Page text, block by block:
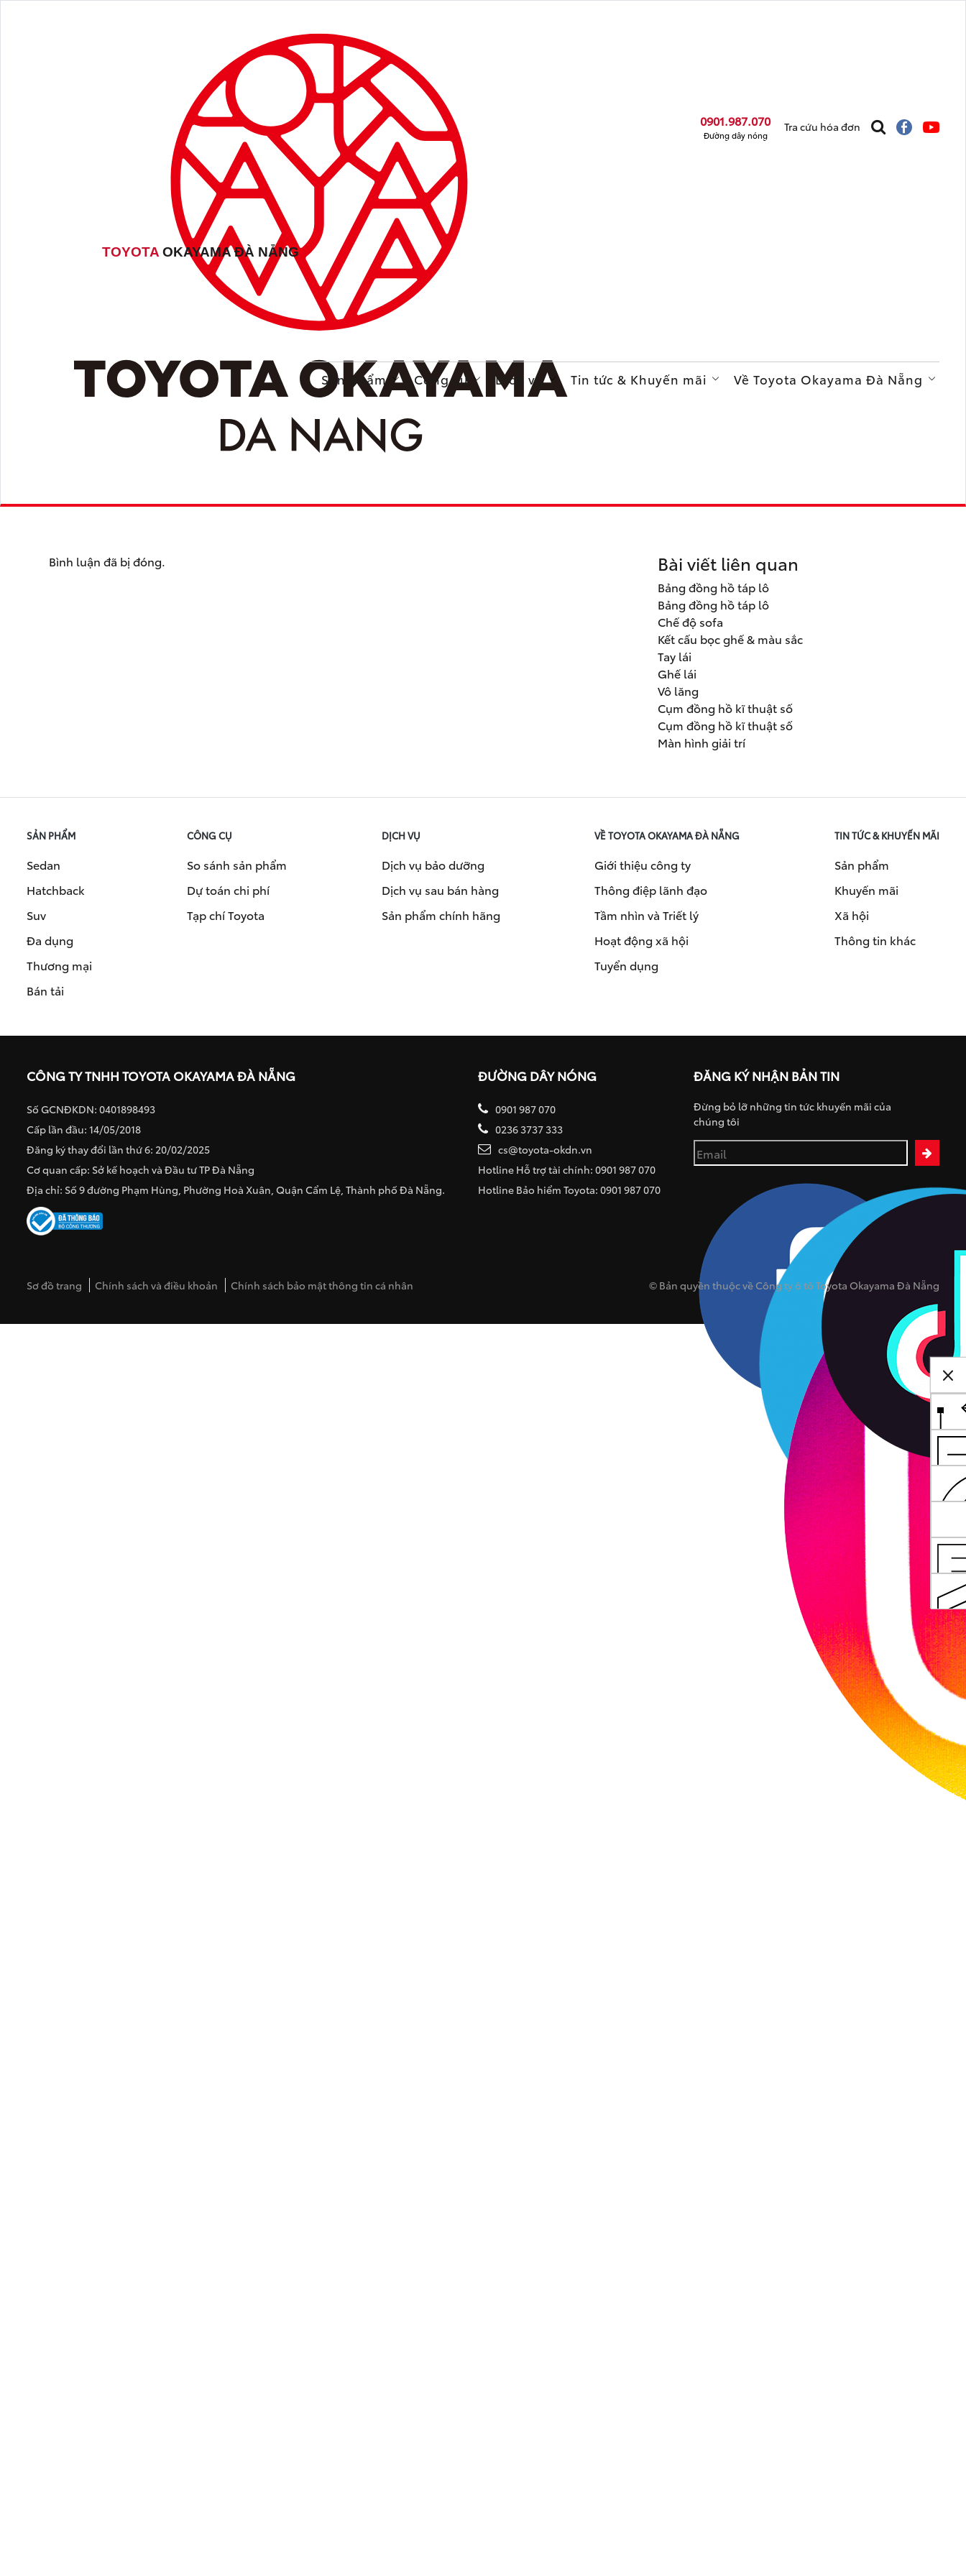
TOYOTA OKAYAMA ĐÀ NẴNG
0901.987.070
Đường dây nóng
Tra cứu hóa đơn
Sản phẩm Công cụ Dịch vụ Tin tức & Khuyến mãi Về Toyota Okayama Đà Nẵng
Bình luận đã bị đóng. Bài viết liên quan
Bảng đồng hồ táp lô
Bảng đồng hồ táp lô
Chế độ sofa
Kết cấu bọc ghế & màu sắc
Tay lái
Ghế lái
Vô lăng
Cụm đồng hồ kĩ thuật số
Cụm đồng hồ kĩ thuật số
Màn hình giải trí
SẢN PHẨM
Sedan
Hatchback
Suv
Đa dụng
Thương mại
Bán tải
CÔNG CỤ
So sánh sản phẩm
Dự toán chi phí
Tạp chí Toyota
DỊCH VỤ
Dịch vụ bảo dưỡng
Dịch vụ sau bán hàng
Sản phẩm chính hãng
VỀ TOYOTA OKAYAMA ĐÀ NẴNG
Giới thiệu công ty
Thông điệp lãnh đạo
Tầm nhìn và Triết lý
Hoạt động xã hội
Tuyển dụng
TIN TỨC & KHUYẾN MÃI
Sản phẩm
Khuyến mãi
Xã hội
Thông tin khác
CÔNG TY TNHH TOYOTA OKAYAMA ĐÀ NẴNG
Số GCNĐKDN: 0401898493
Cấp lần đầu: 14/05/2018
Đăng ký thay đổi lần thứ 6: 20/02/2025
Cơ quan cấp: Sở kế hoạch và Đầu tư TP Đà Nẵng
Địa chỉ: Số 9 đường Phạm Hùng, Phường Hoà Xuân, Quận Cẩm Lệ, Thành phố Đà Nẵng.
ĐƯỜNG DÂY NÓNG
0901 987 070
0236 3737 333
cs@toyota-okdn.vn
Hotline Hỗ trợ tài chính: 0901 987 070
Hotline Bảo hiểm Toyota: 0901 987 070
ĐĂNG KÝ NHẬN BẢN TIN
Đừng bỏ lỡ những tin tức khuyến mãi của
chúng tôi
Sơ đồ trang Chính sách và điều khoản Chính sách bảo mật thông tin cá nhân © Bản quyền thuộc về Công ty ô tô Toyota Okayama Đà Nẵng